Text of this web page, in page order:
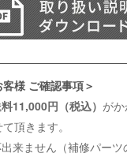
様 ご確認事項＞
11,000円（税込） が
頂きます。
来ません（補修パーツ